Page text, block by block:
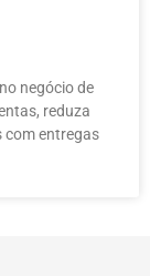
negócio de
reduza
com entregas